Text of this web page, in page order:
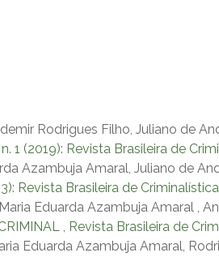
Rodrigues Filho, Juliano de
1 (2019): Revista Brasileira de
Azambuja Amaral, Juliano de
Revista Brasileira de Criminalística
Eduarda Azambuja Amaral ,
, Revista Brasileira de
Eduarda Azambuja Amaral,